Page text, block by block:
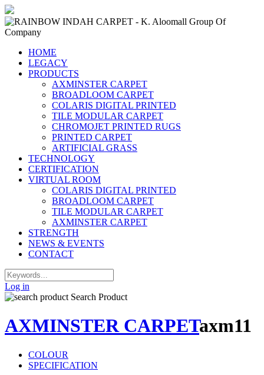
HOME
LEGACY
PRODUCTS
AXMINSTER CARPET
BROADLOOM CARPET
COLARIS DIGITAL PRINTED
TILE MODULAR CARPET
CHROMOJET PRINTED RUGS
PRINTED CARPET
ARTIFICIAL GRASS
TECHNOLOGY
CERTIFICATION
VIRTUAL ROOM
COLARIS DIGITAL PRINTED
BROADLOOM CARPET
TILE MODULAR CARPET
AXMINSTER CARPET
STRENGTH
NEWS & EVENTS
CONTACT
Log in
Search Product
AXMINSTER CARPETaxm11
COLOUR
SPECIFICATION